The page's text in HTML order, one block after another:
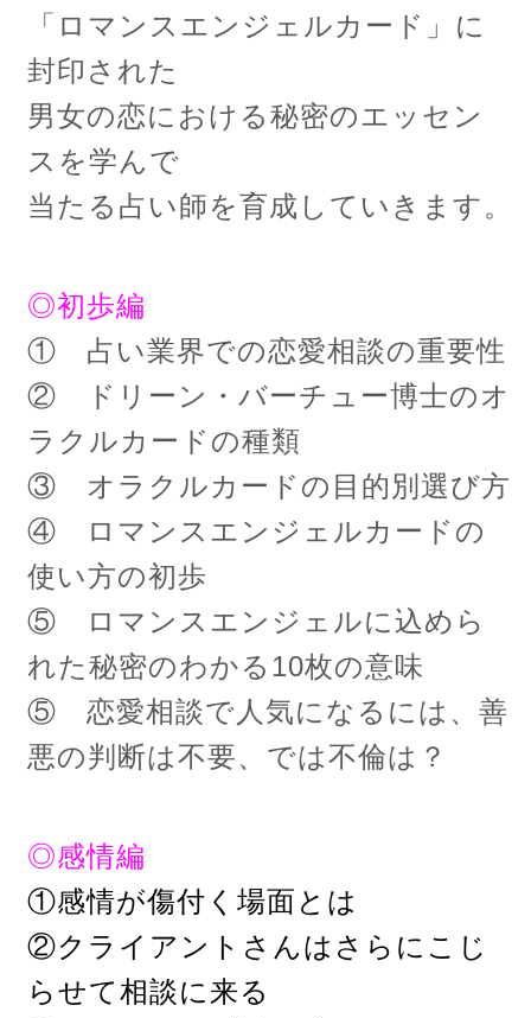
「ロマンスエンジェルカード」に
封印された
男女の恋における秘密のエッセン
スを学んで
当たる占い師を育成していきます。
◎初歩編
① 占い業界での恋愛相談の重要性
② ドリーン・バーチュー博士のオ
ラクルカードの種類
③ オラクルカードの目的別選び方
④ ロマンスエンジェルカードの
使い方の初歩
⑤ ロマンスエンジェルに込めら
れた秘密のわかる10枚の意味
⑤ 恋愛相談で人気になるには、善
悪の判断は不要、では不倫は？
◎感情編
①感情が傷付く場面とは
②クライアントさんはさらにこじ
らせて相談に来る